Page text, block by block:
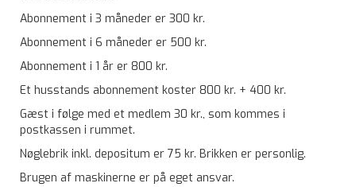
Abonnement i 3 måneder er 300 kr.
Abonnement i 6 måneder er 500 kr.
Abonnement i 1 år er 800 kr.
Et husstands abonnement koster 800 kr. + 400 kr.
Gæst i følge med et medlem 30 kr., som kommes i
postkassen i rummet.
Nøglebrik inkl. depositum er 75 kr. Brikken er personlig.
Brugen af maskinerne er på eget ansvar.